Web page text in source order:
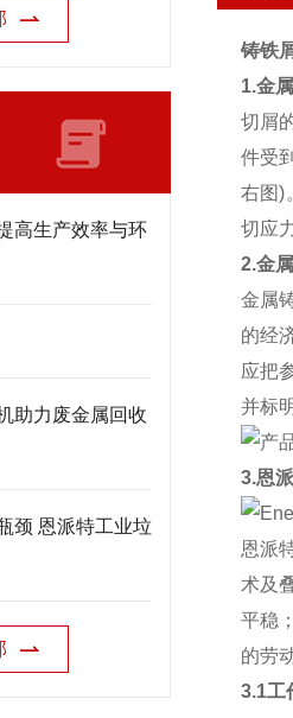
高生产效率与环
助力废金属回收
颈 恩派特工业垃
铸铁
1.金
切屑
件受
右图)
切应
2.金
金属
的经
应把
并标
3.恩
恩派
术及
平稳
的劳
3.1工